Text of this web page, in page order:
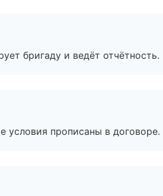
бригаду и ведёт отчётность.
прописаны в договоре.